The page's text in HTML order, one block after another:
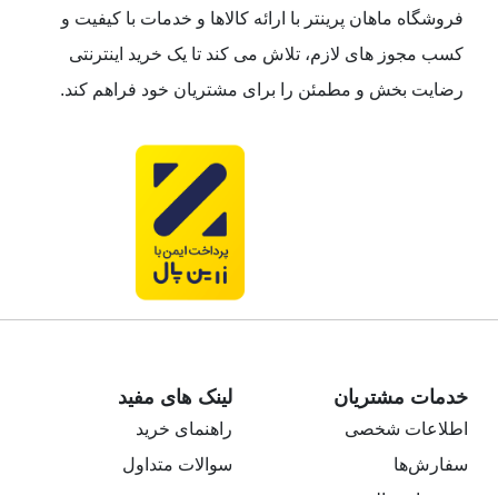
فروشگاه ماهان پرینتر با ارائه کالاها و خدمات با کیفیت و
کسب مجوز های لازم، تلاش می کند تا یک خرید اینترنتی
رضایت بخش و مطمئن را برای مشتریان خود فراهم کند.
خدمات مشتریان
اطلاعات شخصی
سفارش‌ها
لینک های مفید
راهنمای خرید
سوالات متداول